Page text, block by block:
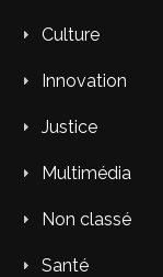
Culture
Innovation
Justice
Multimédia
Non classé
Santé